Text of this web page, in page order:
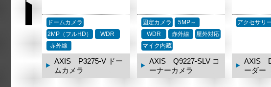
WDR
V ドー
固定カメラ
WDR
赤外線
屋外対応
マイク内蔵
AXIS Q9227-SLV コ
ーナーカメラ
アクセサリー 屋外対応
AXIS D2122-VEレ
ーダー
アクセサリ
AXIS
ーダー